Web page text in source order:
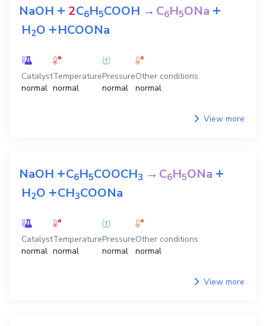
NaOH + 2C6H5COOH →C6H5ONa +
H2O +HCOONa
Catalyst
normal
Temperature
normal
Pressure
normal
Other conditions
normal
View more
NaOH +C6H5COOCH3 →C6H5ONa +
H2O +CH3COONa
Catalyst
normal
Temperature
normal
Pressure
normal
Other conditions
normal
View more